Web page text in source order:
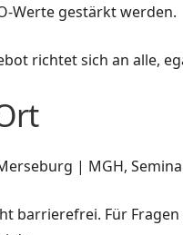
Werte gestärkt werden.
richtet sich an alle,
| MGH,
barrierefrei. Für